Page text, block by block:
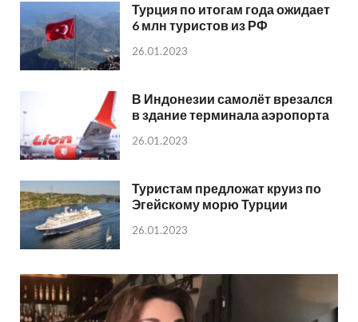
Турция по итогам года ожидает
6 млн туристов из РФ
26.01.2023
В Индонезии самолёт врезался
в здание терминала аэропорта
26.01.2023
Туристам предложат круиз по
Эгейскому морю Турции
26.01.2023